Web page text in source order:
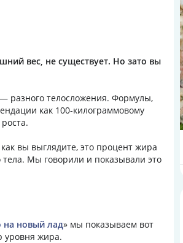
вес, не существует. Но зато вы
разного телосложения. Формулы,
как 100-килограммовому
вы выглядите, это процент жира
Мы говорили и показывали это
на новый лад» мы показываем вот
уровня жира.